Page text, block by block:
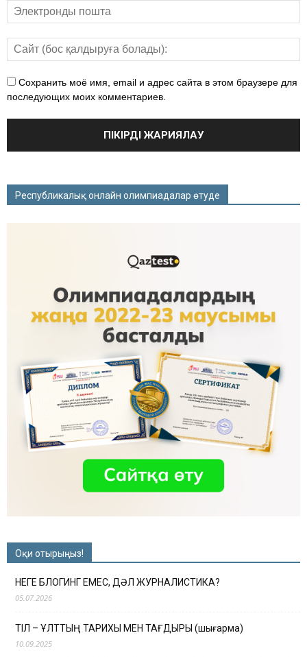
Сохранить моё имя, email и адрес сайта в этом браузере для
последующих моих комментариев.
Республикалық онлайн олимпиадалар өтуде
Оқи отырыңыз!
НЕГЕ БЛОГИНГ ЕМЕС, ДӘЛ ЖУРНАЛИСТИКА?
05.07.2026
ТІЛ – ҰЛТТЫҢ ТАРИХЫ МЕН ТАҒДЫРЫ (шығарма)
10.09.2025